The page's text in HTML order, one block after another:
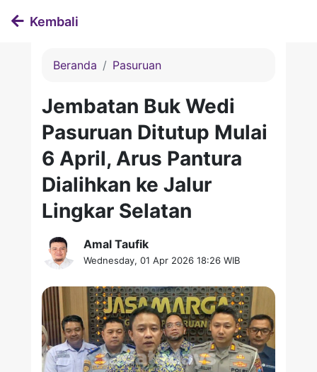
Kembali
Beranda Pasuruan
Jembatan Buk Wedi
Pasuruan Ditutup Mulai
6 April, Arus Pantura
Dialihkan ke Jalur
Lingkar Selatan
Amal Taufik
Wednesday, 01 Apr 2026 18:26 WIB